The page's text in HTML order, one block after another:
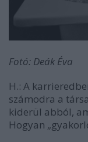
Fotó: Deák Éva
H.: A
számodra a
kiderül abból,
Hogyan